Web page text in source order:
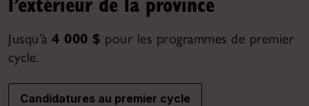
Jusqu’à 4 000 $ pour les programmes de premier
cycle.
Candidatures au premier cycle